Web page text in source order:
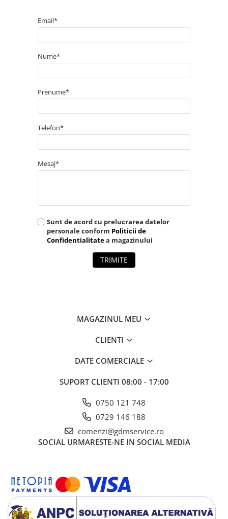
Email*
Nume*
Prenume*
Telefon*
Mesaj*
Sunt de acord cu prelucrarea datelor
personale conform Politicii de
Confidentialitatea magazinului
TRIMITE
MAGAZINUL MEU
CLIENTI
DATE COMERCIALE
SUPORT CLIENTI 08:00 - 17:00
0750 121 748
0729 146 188
comenzi@gdmservice.ro
SOCIAL URMARESTE-NE IN SOCIAL MEDIA